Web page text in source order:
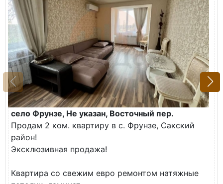
село Фрунзе, Не указан, Восточный пер.
Продам 2 ком. квартиру в с. Фрунзе, Сакский
район!
Эксклюзивная продажа!
Квартира со свежим евро ремонтом натяжные